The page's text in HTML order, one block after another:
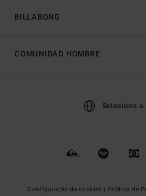
BILLABONG
COMUNIDAD HOMBRE
Selecione
Configuração de cookies | Política de